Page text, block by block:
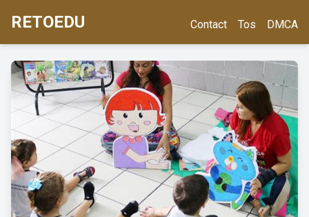
RETOEDU Contact Tos DMCA